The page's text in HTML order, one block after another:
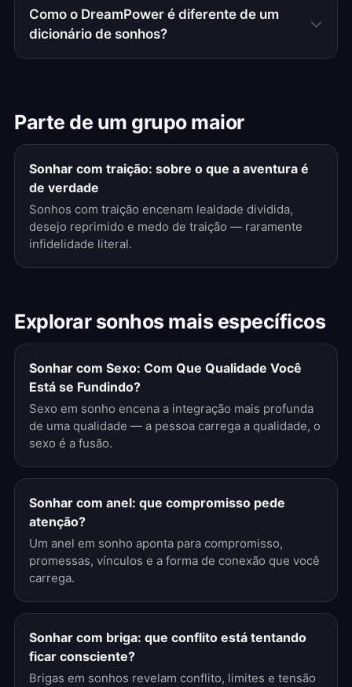
Como o DreamPower é diferente de um
dicionário de sonhos?
Parte de um grupo maior
Sonhar com traição: sobre o que a aventura é
de verdade
Sonhos com traição encenam lealdade dividida,
desejo reprimido e medo de traição — raramente
infidelidade literal.
Explorar sonhos mais específicos
Sonhar com Sexo: Com Que Qualidade Você
Está se Fundindo?
Sexo em sonho encena a integração mais profunda
de uma qualidade — a pessoa carrega a qualidade, o
sexo é a fusão.
Sonhar com anel: que compromisso pede
atenção?
Um anel em sonho aponta para compromisso,
promessas, vínculos e a forma de conexão que você
carrega.
Sonhar com briga: que conflito está tentando
ficar consciente?
Brigas em sonhos revelam conflito, limites e tensão